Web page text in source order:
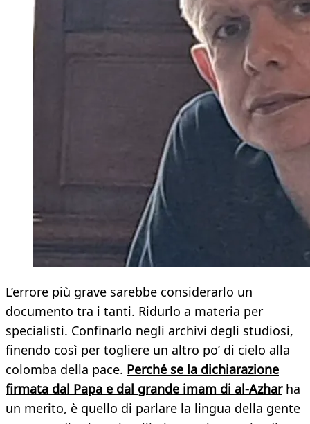
L’errore più grave sarebbe considerarlo un
documento tra i tanti. Ridurlo a materia per
specialisti. Confinarlo negli archivi degli studiosi,
finendo così per togliere un altro po’ di cielo alla
colomba della pace. Perché se la dichiarazione
firmata dal Papa e dal grande imam di al-Azharha
un merito, è quello di parlare la lingua della gente